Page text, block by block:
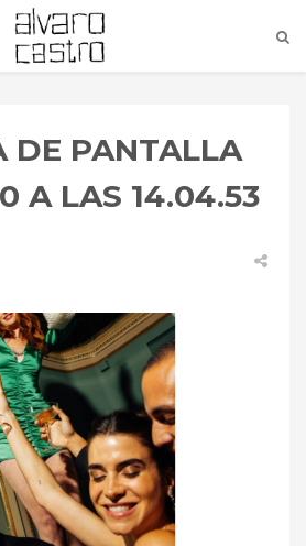
alvaro@alvarocastro.com
DE PANTALLA
A LAS 14.04.53